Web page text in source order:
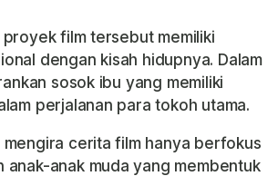
proyek film tersebut memiliki
dengan kisah hidupnya. Dalam
sosok ibu yang memiliki
perjalanan para tokoh utama.
mengira cerita film hanya berfokus
anak-anak muda yang membentuk